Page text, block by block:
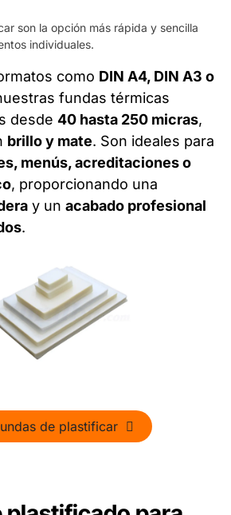
son la opción más rápida y sencilla
individuales.
como DIN A4, DIN A3 o
fundas térmicas
desde 40 hasta 250 micras,
brillo y mate. Son ideales para
menús, acreditaciones o
, proporcionando una
y un acabado profesional
.
de plastif​​icar